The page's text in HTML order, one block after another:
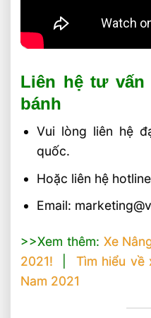
Liên hệ tư vấn
bánh
Vui lòng liên hệ
quốc.
Hoặc liên hệ
Email:
>>Xem thêm: Xe
2021!
Tìm hiểu về
Nam 2021